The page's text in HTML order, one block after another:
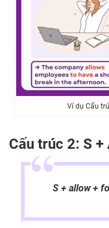
Ví dụ Cấu
Cấu trúc 2: S
S + allow +